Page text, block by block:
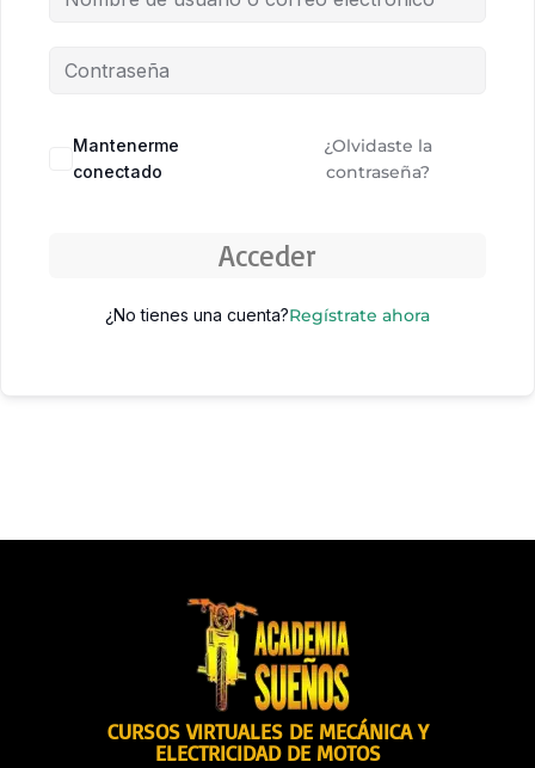
Mantenerme
conectado
¿Olvidaste la
contraseña?
Acceder
¿No tienes una cuenta?Regístrate ahora
CURSOS VIRTUALES DE MECÁNICA Y
ELECTRICIDAD DE MOTOS